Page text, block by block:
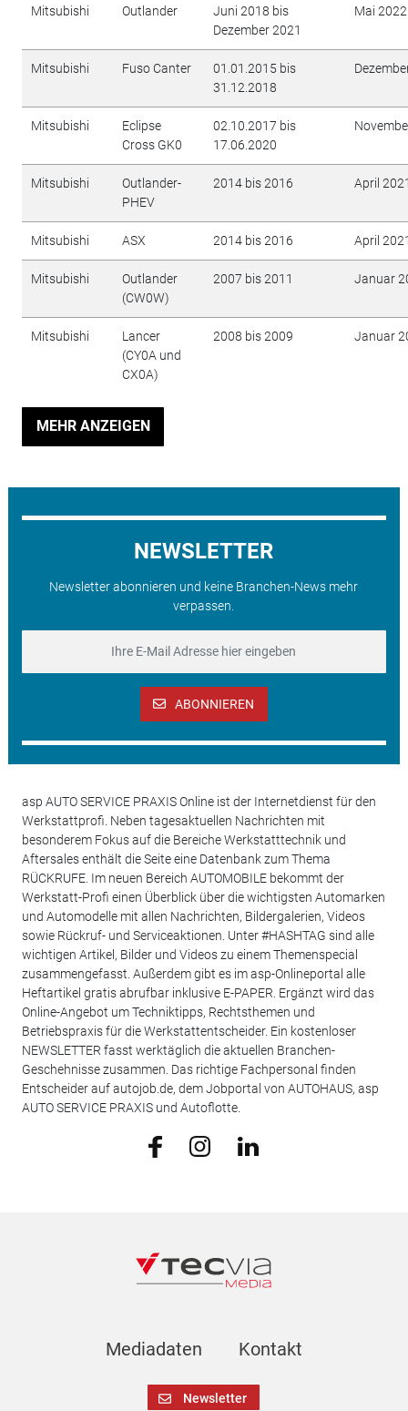
Mitsubishi Outlander
Juni 2018 bis
Dezember 2021
Mai 2022
Mitsubishi Fuso Canter
01.01.2015 bis
31.12.2018
Mitsubishi
Eclipse
Cross GK0
02.10.2017 bis
17.06.2020
Mitsubishi
Outlander-
PHEV
2014 bis 2016 April
Mitsubishi ASX 2014 bis 2016 April
Mitsubishi
Outlander
(CW0W)
2007 bis 2011 Januar
Mitsubishi
Lancer
(CY0A und
CX0A)
2008 bis 2009 Januar
MEHR ANZEIGEN
NEWSLETTER
Newsletter abonnieren und keine Branchen-News mehr
verpassen.
ABONNIEREN
asp AUTO SERVICE PRAXIS Online ist der Internetdienst für den
Werkstattprofi. Neben tagesaktuellen Nachrichten mit
besonderem Fokus auf die Bereiche Werkstatttechnik und
Aftersales enthält die Seite eine Datenbank zum Thema
RÜCKRUFE. Im neuen Bereich AUTOMOBILE bekommt der
Werkstatt-Profi einen Überblick über die wichtigsten Automarken
und Automodelle mit allen Nachrichten, Bildergalerien, Videos
sowie Rückruf- und Serviceaktionen. Unter #HASHTAG sind alle
wichtigen Artikel, Bilder und Videos zu einem Themenspecial
zusammengefasst. Außerdem gibt es im asp-Onlineportal alle
Heftartikel gratis abrufbar inklusive E-PAPER. Ergänzt wird das
Online-Angebot um Techniktipps, Rechtsthemen und
Betriebspraxis für die Werkstattentscheider. Ein kostenloser
NEWSLETTER fasst werktäglich die aktuellen Branchen-
Geschehnisse zusammen. Das richtige Fachpersonal finden
Entscheider auf autojob.de, dem Jobportal von AUTOHAUS, asp
AUTO SERVICE PRAXIS und Autoflotte.
Mediadaten Kontakt
Newsletter